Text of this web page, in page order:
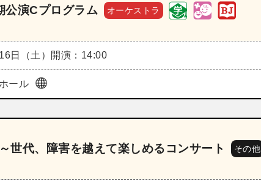
演Cプログラム オーケストラ
日（土） 開演：14:00
ール
世代、障害を越えて楽しめるコンサート その他